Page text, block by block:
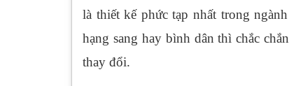
là thiết kế phức tạp nhất trong
hạng sang hay bình dân thì chắc
thay đổi.